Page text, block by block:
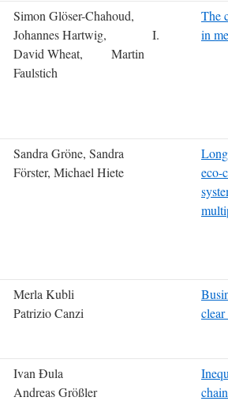
Simon Glöser-Chahoud,
Johannes Hartwig,
I.
David Wheat, Martin
Faulstich
The
in
Sandra Gröne, Sandra
Förster, Michael Hiete
eco-
Merla Kubli
Patrizio Canzi
Ivan Đula
Andreas Größler